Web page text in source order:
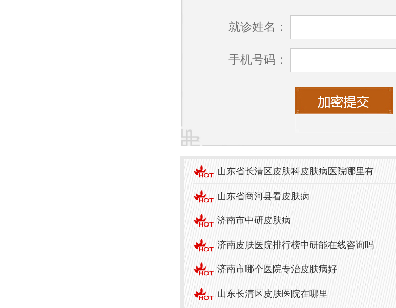
为了提高就医效率，济南中研皮肤
挂号服务。患者可以通过医院官网
号进行预约。建议患者提前预约，
的实际情况选择合适的时间进行挂号
为了方便患者顺利就医，济南中研
下就医指南：
1. **就诊前准备**：患者在就诊前，
历资料，包括以前就医记录、检查
荐患者携带近期的照片，以便医生
的症状。
2. **就诊流程**：患者到达医院后，
就诊姓名：
手机号码：
山东省长清区皮肤科皮肤病医院哪里有
山东省商河县看皮肤病
济南市中研皮肤病
济南皮肤医院排行榜中研能在线咨询吗
济南市哪个医院专治皮肤病好
山东长清区皮肤医院在哪里